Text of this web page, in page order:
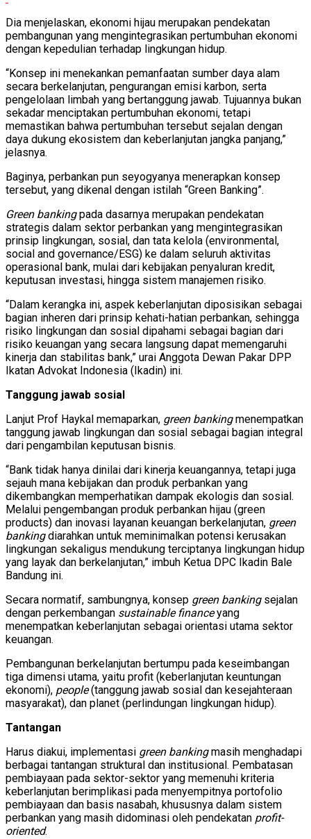
Dia menjelaskan, ekonomi hijau merupakan pendekatan
pembangunan yang mengintegrasikan pertumbuhan ekonomi
dengan kepedulian terhadap lingkungan hidup.
“Konsep ini menekankan pemanfaatan sumber daya alam
secara berkelanjutan, pengurangan emisi karbon, serta
pengelolaan limbah yang bertanggung jawab. Tujuannya bukan
sekadar menciptakan pertumbuhan ekonomi, tetapi
memastikan bahwa pertumbuhan tersebut sejalan dengan
daya dukung ekosistem dan keberlanjutan jangka panjang,”
jelasnya.
Baginya, perbankan pun seyogyanya menerapkan konsep
tersebut, yang dikenal dengan istilah “Green Banking”.
Green bankingpada dasarnya merupakan pendekatan
strategis dalam sektor perbankan yang mengintegrasikan
prinsip lingkungan, sosial, dan tata kelola (environmental,
social and governance/ESG) ke dalam seluruh aktivitas
operasional bank, mulai dari kebijakan penyaluran kredit,
keputusan investasi, hingga sistem manajemen risiko.
“Dalam kerangka ini, aspek keberlanjutan diposisikan sebagai
bagian inheren dari prinsip kehati-hatian perbankan, sehingga
risiko lingkungan dan sosial dipahami sebagai bagian dari
risiko keuangan yang secara langsung dapat memengaruhi
kinerja dan stabilitas bank,” urai Anggota Dewan Pakar DPP
Ikatan Advokat Indonesia (Ikadin) ini.
Tanggung jawab sosial
Lanjut Prof Haykal memaparkan, green bankingmenempatkan
tanggung jawab lingkungan dan sosial sebagai bagian integral
dari pengambilan keputusan bisnis.
“Bank tidak hanya dinilai dari kinerja keuangannya, tetapi juga
sejauh mana kebijakan dan produk perbankan yang
dikembangkan memperhatikan dampak ekologis dan sosial.
Melalui pengembangan produk perbankan hijau (green
products) dan inovasi layanan keuangan berkelanjutan, green
bankingdiarahkan untuk meminimalkan potensi kerusakan
lingkungan sekaligus mendukung terciptanya lingkungan hidup
yang layak dan berkelanjutan,” imbuh Ketua DPC Ikadin Bale
Bandung ini.
Secara normatif, sambungnya, konsep green bankingsejalan
dengan perkembangan sustainable financeyang
menempatkan keberlanjutan sebagai orientasi utama sektor
keuangan.
Pembangunan berkelanjutan bertumpu pada keseimbangan
tiga dimensi utama, yaitu profit (keberlanjutan keuntungan
ekonomi), people(tanggung jawab sosial dan kesejahteraan
masyarakat), dan planet (perlindungan lingkungan hidup).
Tantangan
Harus diakui, implementasi green bankingmasih menghadapi
berbagai tantangan struktural dan institusional. Pembatasan
pembiayaan pada sektor-sektor yang memenuhi kriteria
keberlanjutan berimplikasi pada menyempitnya portofolio
pembiayaan dan basis nasabah, khususnya dalam sistem
perbankan yang masih didominasi oleh pendekatan profit-
oriented.